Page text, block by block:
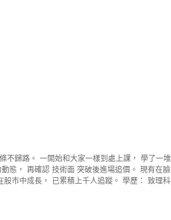
歸路。 一開始和大家一樣到處上課， 學了一
態， 再確認 技術面 突破後進場追價。 現有在
市中成長， 已累積上千人追蹤。 學歷： 致理